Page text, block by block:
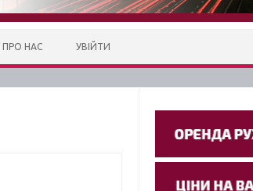
ПРО НАС УВІЙТИ